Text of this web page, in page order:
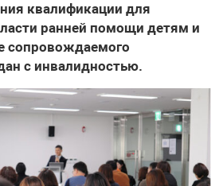
квалификации для
ранней помощи детям и
сопровождаемого
с инвалидностью.